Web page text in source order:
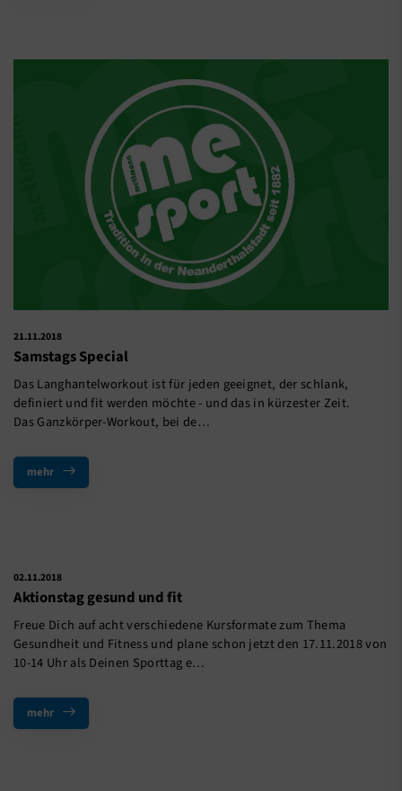
21.11.2018
Samstags Special
Das Langhantelworkout ist für jeden geeignet, der schlank,
definiert und fit werden möchte - und das in kürzester Zeit.
Das Ganzkörper-Workout, bei de…
mehr
02.11.2018
Aktionstag gesund und fit
Freue Dich auf acht verschiedene Kursformate zum Thema
Gesundheit und Fitness und plane schon jetzt den 17.11.2018 von
10-14 Uhr als Deinen Sporttag e…
mehr